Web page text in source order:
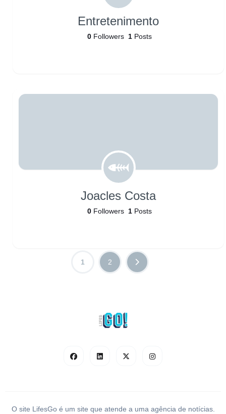
Entretenimento
0Followers 1Posts
Joacles Costa
0Followers 1Posts
1 2
O site LifesGo é um site que atende a uma agência de notícias.